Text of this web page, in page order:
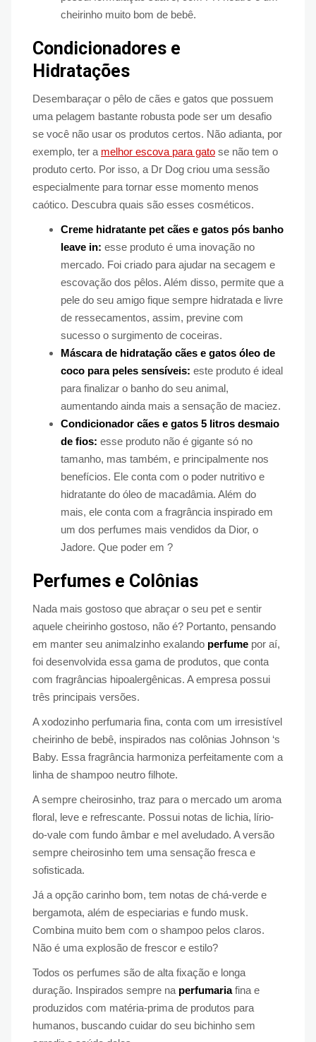
cheirinho muito bom de bebê.
Condicionadores e
Hidratações
Desembaraçar o pêlo de cães e gatos que possuem
uma pelagem bastante robusta pode ser um desafio
se você não usar os produtos certos. Não adianta, por
exemplo, ter a melhor escova para gato se não tem o
produto certo. Por isso, a Dr Dog criou uma sessão
especialmente para tornar esse momento menos
caótico. Descubra quais são esses cosméticos.
Creme hidratante pet cães e gatos pós banho
leave in: esse produto é uma inovação no
mercado. Foi criado para ajudar na secagem e
escovação dos pêlos. Além disso, permite que a
pele do seu amigo fique sempre hidratada e livre
de ressecamentos, assim, previne com
sucesso o surgimento de coceiras.
Máscara de hidratação cães e gatos óleo de
coco para peles sensíveis: este produto é ideal
para finalizar o banho do seu animal,
aumentando ainda mais a sensação de maciez.
Condicionador cães e gatos 5 litros desmaio
de fios: esse produto não é gigante só no
tamanho, mas também, e principalmente nos
benefícios. Ele conta com o poder nutritivo e
hidratante do óleo de macadâmia. Além do
mais, ele conta com a fragrância inspirado em
um dos perfumes mais vendidos da Dior, o
Jadore. Que poder em ?
Perfumes e Colônias
Nada mais gostoso que abraçar o seu pet e sentir
aquele cheirinho gostoso, não é? Portanto, pensando
em manter seu animalzinho exalando perfume por aí,
foi desenvolvida essa gama de produtos, que conta
com fragrâncias hipoalergênicas. A empresa possui
três principais versões.
A xodozinho perfumaria fina, conta com um irresistível
cheirinho de bebê, inspirados nas colônias Johnson ‘s
Baby. Essa fragrância harmoniza perfeitamente com a
linha de shampoo neutro filhote.
A sempre cheirosinho, traz para o mercado um aroma
floral, leve e refrescante. Possui notas de lichia, lírio-
do-vale com fundo âmbar e mel aveludado. A versão
sempre cheirosinho tem uma sensação fresca e
sofisticada.
Já a opção carinho bom, tem notas de chá-verde e
bergamota, além de especiarias e fundo musk.
Combina muito bem com o shampoo pelos claros.
Não é uma explosão de frescor e estilo?
Todos os perfumes são de alta fixação e longa
duração. Inspirados sempre na perfumariafina e
produzidos com matéria-prima de produtos para
humanos, buscando cuidar do seu bichinho sem